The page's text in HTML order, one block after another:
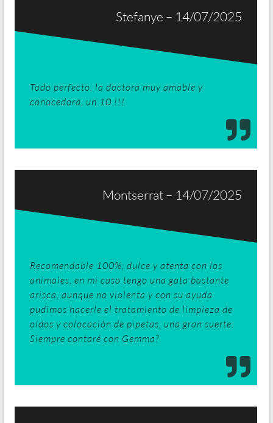
Todo perfecto, la doctora muy amable y
conocedora, un 10 !!!
Stefanye – 14/07/2025
Recomendable 100%; dulce y atenta con los
animales, en mi caso tengo una gata bastante
arisca, aunque no violenta y con su ayuda
pudimos hacerle el tratamiento de limpieza de
oídos y colocación de pipetas, una gran suerte.
Siempre contaré con Gemma?
Montserrat – 14/07/2025